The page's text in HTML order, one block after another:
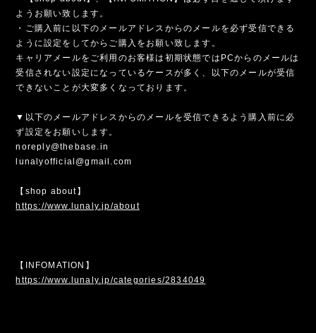
ようお願い致します。
・ご購入前に以下のメールアドレスからのメールを必ず受信できる
ように設定をしてからご購入をお願い致します。
キャリアメールをご利用のお客様は初期状態ではPCからのメールは
受信されない設定になっているケースが多く、以下のメールが受信
できないことが大変多くなっております。
▼以下のメールアドレスからのメールを受信できるよう購入前に必
ず設定をお願いします。
noreply@thebase.in
lunalyofficial@gmail.com
【shop about】
https://www.lunaly.jp/about
【INFOMATION】
https://www.lunaly.jp/categories/2834049